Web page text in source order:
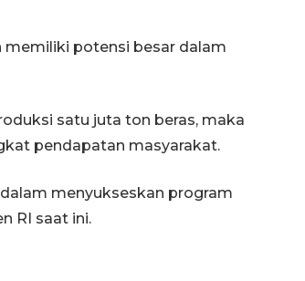
memiliki potensi besar dalam
satu juta ton beras, maka
pendapatan masyarakat.
menyukseskan program
RI saat ini.